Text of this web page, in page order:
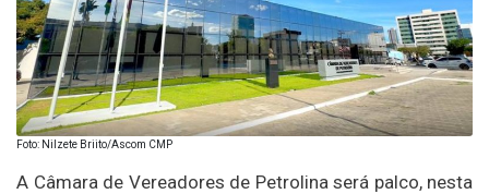
Foto: Nilzete Briito/Ascom CMP
A Câmara de Vereadores de Petrolina será palco, nesta